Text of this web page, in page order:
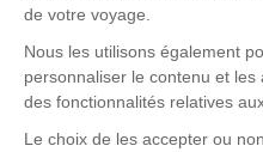
de votre voyage.
Nous les utilisons également
personnaliser le contenu et
des fonctionnalités relatives
Le choix de les accepter ou